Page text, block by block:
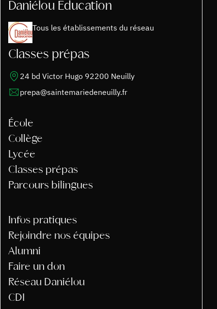
Daniélou Education
Tous les établissements du réseau
Classes prépas
24 bd Victor Hugo 92200 Neuilly
prepa@saintemariedeneuilly.fr
École
Collège
Lycée
Classes prépas
Parcours bilingues
Infos pratiques
Rejoindre nos équipes
Alumni
Faire un don
Réseau Daniélou
CDI